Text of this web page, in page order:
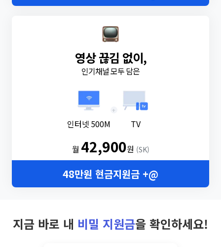
영상 끊김 없이,
인기채널 모두 담은
인터넷 500M
+
TV
월 42,900원 (SK)
48만원 현금지원금 +@
지금 바로 내 비밀 지원금을 확인하세요!